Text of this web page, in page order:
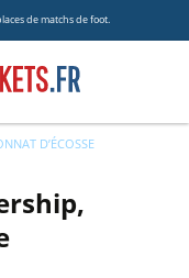
de matchs de foot.
D’ÉCOSSE